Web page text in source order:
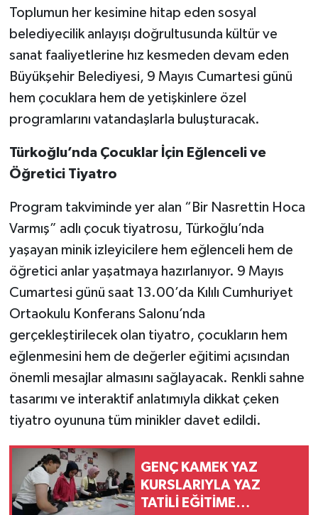
Toplumun her kesimine hitap eden sosyal
belediyecilik anlayışı doğrultusunda kültür ve
sanat faaliyetlerine hız kesmeden devam eden
Büyükşehir Belediyesi, 9 Mayıs Cumartesi günü
hem çocuklara hem de yetişkinlere özel
programlarını vatandaşlarla buluşturacak.
Türkoğlu’nda Çocuklar İçin Eğlenceli ve
Öğretici Tiyatro
Program takviminde yer alan “Bir Nasrettin Hoca
Varmış” adlı çocuk tiyatrosu, Türkoğlu’nda
yaşayan minik izleyicilere hem eğlenceli hem de
öğretici anlar yaşatmaya hazırlanıyor. 9 Mayıs
Cumartesi günü saat 13.00’da Kılılı Cumhuriyet
Ortaokulu Konferans Salonu’nda
gerçekleştirilecek olan tiyatro, çocukların hem
eğlenmesini hem de değerler eğitimi açısından
önemli mesajlar almasını sağlayacak. Renkli sahne
tasarımı ve interaktif anlatımıyla dikkat çeken
tiyatro oyununa tüm minikler davet edildi.
GENÇ KAMEK YAZ
KURSLARIYLA YAZ
TATİLİ EĞİTİME